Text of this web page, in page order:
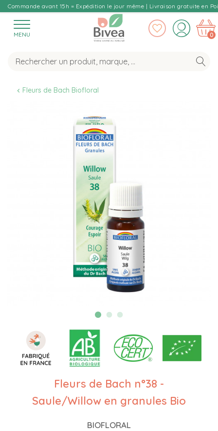
Commande avant 15h = Expédition le jour même | Livraison gratuite en
MENU 0
Fleurs de Bach Biofloral
Fleurs de Bach n°38 -
Saule/Willow en granules Bio
BIOFLORAL